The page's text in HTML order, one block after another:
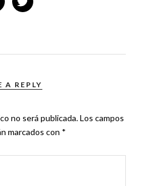
A REPLY
no será publicada.Los campos
marcados con *